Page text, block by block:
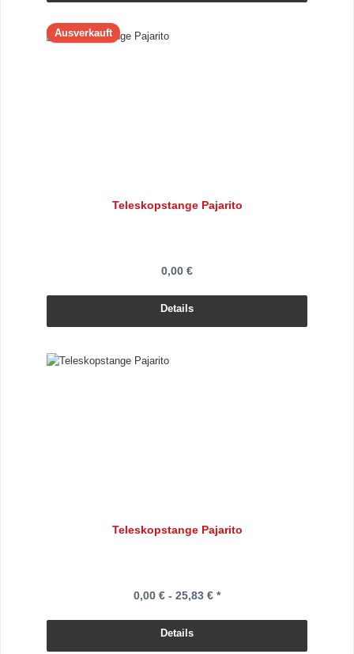
Ausverkauft
Teleskopstange Pajarito
0,00 €
Details
Teleskopstange Pajarito
0,00 € - 25,83 € *
Details